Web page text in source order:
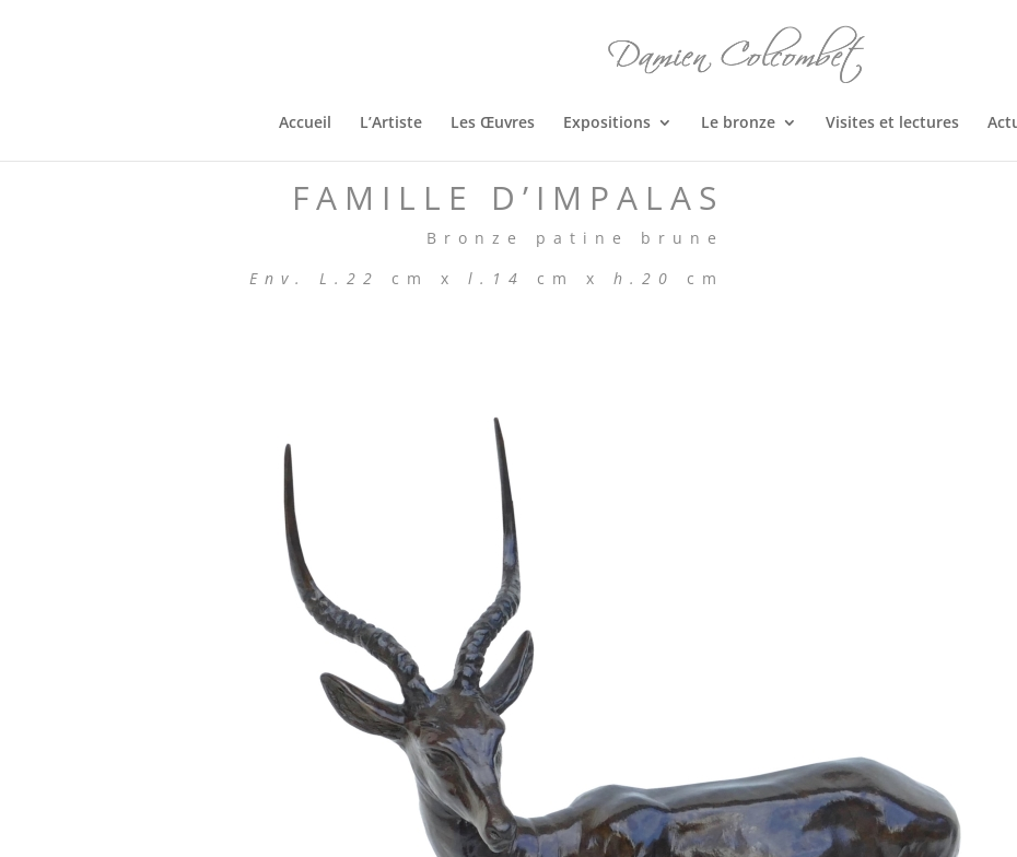
Accueil L’Artiste Les Œuvres Expositions Le bronze Visites et lectures
FAMILLE D’IMPALAS
Bronze patine brune
Env. L.22
cm x l.14 cm x h.20 cm